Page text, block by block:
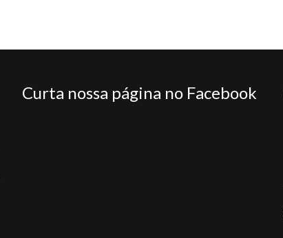
Curta nossa página no Facebook